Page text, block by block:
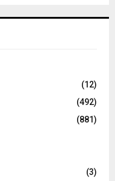
(12)
(492)
(881)
(3)